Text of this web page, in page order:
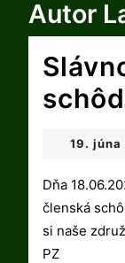
Autor
19. júna
Dňa 18.06.2023 sa uskutočnila slávnostná
členská
si naše
PZ